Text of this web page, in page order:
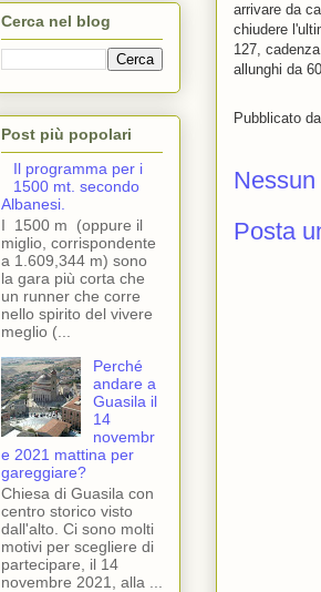
arrivare da
chiudere
127,
allunghi da
Pubblicato da
Posta
Cerca nel blog
Post più popolari
Il programma per i
1500 mt. secondo
Albanesi.
I 1500 m (oppure il
miglio, corrispondente
a 1.609,344 m) sono
la gara più corta che
un runner che corre
nello spirito del vivere
meglio (...
Perché
andare a
Guasila il
14
novembr
e 2021 mattina per
gareggiare?
Chiesa di Guasila con
centro storico visto
dall'alto. Ci sono molti
motivi per scegliere di
partecipare, il 14
novembre 2021, alla ...